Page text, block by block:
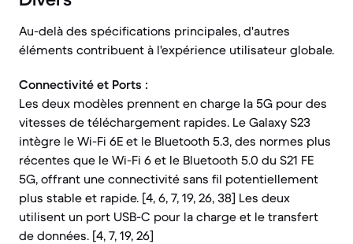
Au-delà des spécifications principales, d'autres
éléments contribuent à l'expérience utilisateur globale.
Connectivité et Ports :
Les deux modèles prennent en charge la 5G pour des
vitesses de téléchargement rapides. Le Galaxy S23
intègre le Wi-Fi 6E et le Bluetooth 5.3, des normes plus
récentes que le Wi-Fi 6 et le Bluetooth 5.0 du S21 FE
5G, offrant une connectivité sans fil potentiellement
plus stable et rapide. [4, 6, 7, 19, 26, 38] Les deux
utilisent un port USB-C pour la charge et le transfert
de données. [4, 7, 19, 26]